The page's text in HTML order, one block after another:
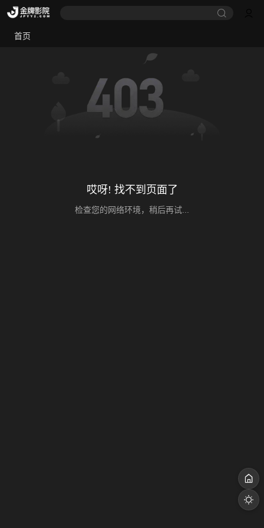
首页
哎呀! 找不到页面了
检查您的网络环境，稍后再试...